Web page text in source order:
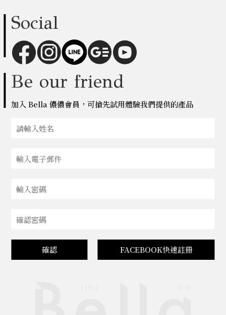
Social
Be our friend
加入 Bella 儂儂會員，可搶先試用體驗我們提供的產品
確認 FACEBOOK快速註冊